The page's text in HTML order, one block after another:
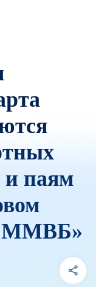
и паям
ММВБ»